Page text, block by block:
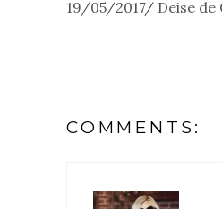
19/05/2017 Deise de
COMMENTS: